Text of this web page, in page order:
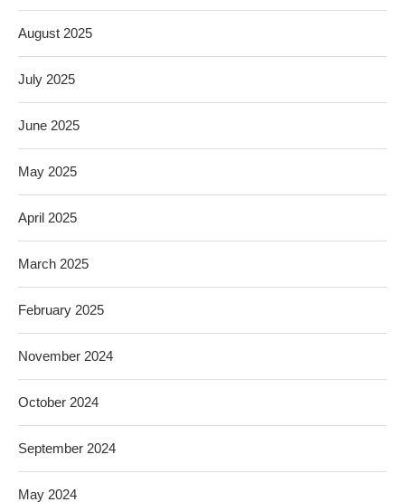
August 2025
July 2025
June 2025
May 2025
April 2025
March 2025
February 2025
November 2024
October 2024
September 2024
May 2024